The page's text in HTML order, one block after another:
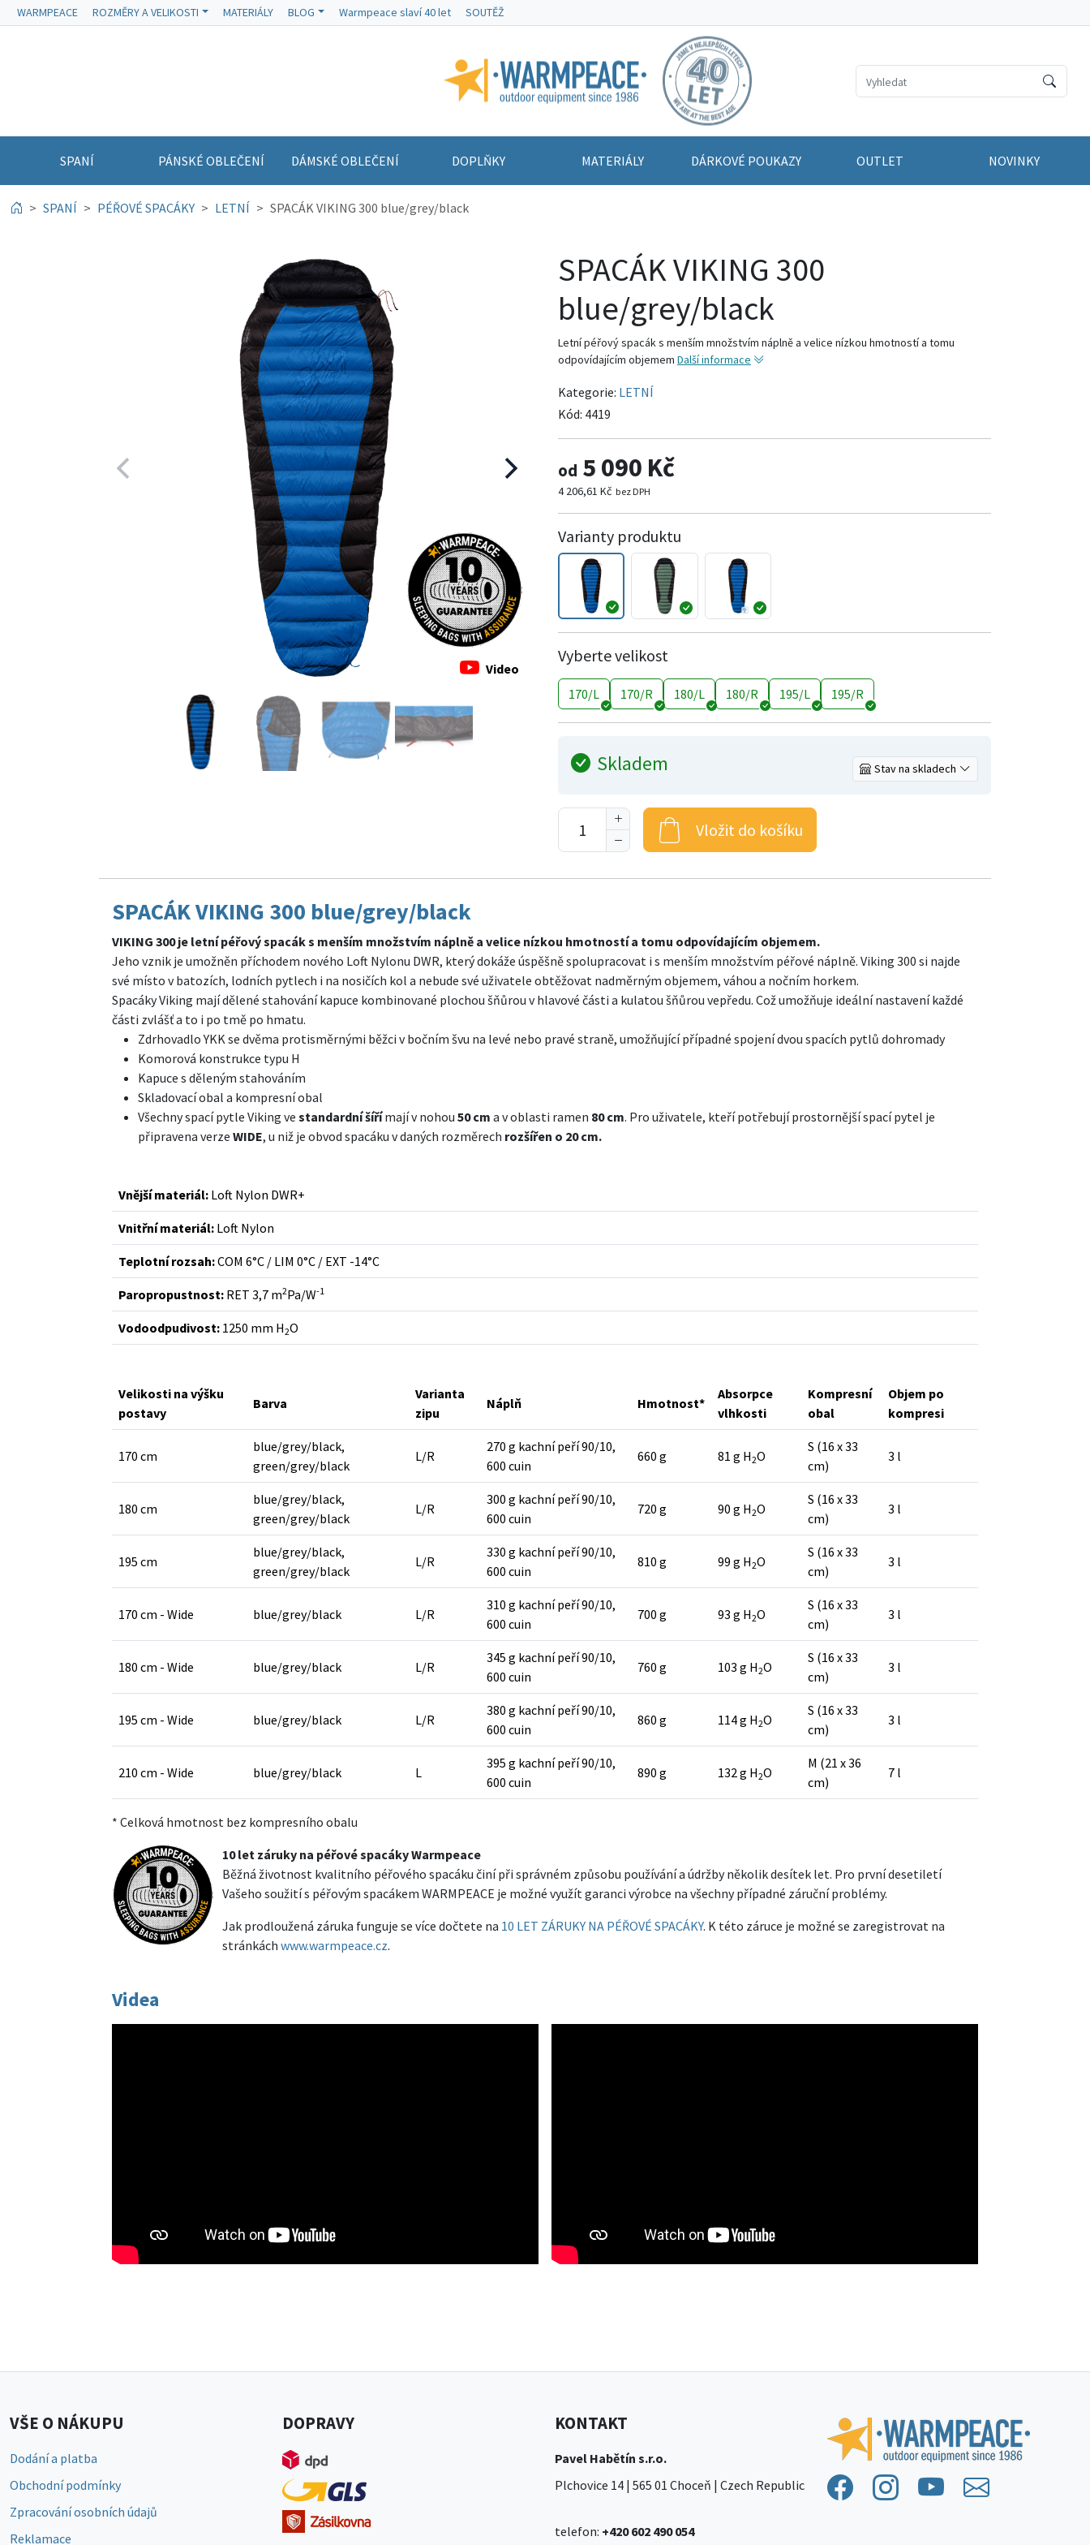
WARMPEACE ROZMĚRY A VELIKOSTI MATERIÁLY BLOG Warmpeace slaví 40 let SOUTĚŽ
Warmpeace
SPANÍ PÁNSKÉ OBLEČENÍ DÁMSKÉ OBLEČENÍ DOPLŇKY MATERIÁLY DÁRKOVÉ POUKAZY OUTLET NOVINKY
SPANÍ PÉŘOVÉ SPACÁKY LETNÍ SPACÁK VIKING 300 blue/grey/black
SPACÁK VIKING 300
blue/grey/black
Letní péřový spacák s menším množstvím náplně a velice nízkou hmotností a tomu
odpovídajícím objemem Další informace
Kategorie: LETNÍ
Kód: 4419
od 5 090 Kč
4 206,61 Kč bez DPH
Varianty produktu
Vyberte velikost
170/L 170/R 180/L 180/R 195/L 195/R
Skladem Stav na skladech
Vložit do košíku
Video
SPACÁK VIKING 300 blue/grey/black
VIKING 300 je letní péřový spacák s menším množstvím náplně a velice nízkou hmotností a tomu odpovídajícím objemem.
Jeho vznik je umožněn příchodem nového Loft Nylonu DWR, který dokáže úspěšně spolupracovat i s menším množstvím péřové náplně. Viking 300 si najde
své místo v batozích, lodních pytlech i na nosičích kol a nebude své uživatele obtěžovat nadměrným objemem, váhou a nočním horkem.
Spacáky Viking mají dělené stahování kapuce kombinované plochou šňůrou v hlavové části a kulatou šňůrou vepředu. Což umožňuje ideální nastavení každé
části zvlášť a to i po tmě po hmatu.
Zdrhovadlo YKK se dvěma protisměrnými běžci v bočním švu na levé nebo pravé straně, umožňující případné spojení dvou spacích pytlů dohromady
Komorová konstrukce typu H
Kapuce s děleným stahováním
Skladovací obal a kompresní obal
Všechny spací pytle Viking ve standardní šířímají v nohou 50 cm a v oblasti ramen 80 cm. Pro uživatele, kteří potřebují prostornější spací pytel je
připravena verze WIDE, u niž je obvod spacáku v daných rozměrech rozšířen o 20 cm.
Vnější materiál: Loft Nylon DWR+
Vnitřní materiál: Loft Nylon
Teplotní rozsah:COM 6°C / LIM 0°C / EXT -14°C
Paropropustnost: RET 3,7 m2Pa/W-1
Vodoodpudivost: 1250 mm H2O
Velikosti na výšku
postavy
Barva
Varianta
zipu
Náplň Hmotnost*
Absorpce
vlhkosti
Kompresní
obal
Objem po
kompresi
170 cm
blue/grey/black,
green/grey/black
L/R
270 g kachní peří 90/10,
600 cuin
660 g 81 g H2O
S (16 x 33
cm)
3 l
180 cm
blue/grey/black,
green/grey/black
L/R
300 g kachní peří 90/10,
600 cuin
720 g 90 g H2O
S (16 x 33
cm)
3 l
195 cm
blue/grey/black,
green/grey/black
L/R
330 g kachní peří 90/10,
600 cuin
810 g 99 g H2O
S (16 x 33
cm)
3 l
170 cm - Wide blue/grey/black L/R
310 g kachní peří 90/10,
600 cuin
700 g 93 g H2O
S (16 x 33
cm)
3 l
180 cm - Wide blue/grey/black L/R
345 g kachní peří 90/10,
600 cuin
760 g 103 g H2O
S (16 x 33
cm)
3 l
195 cm - Wide blue/grey/black L/R
380 g kachní peří 90/10,
600 cuin
860 g 114 g H2O
S (16 x 33
cm)
3 l
210 cm - Wide blue/grey/black L
395 g kachní peří 90/10,
600 cuin
890 g 132 g H2O
M (21 x 36
cm)
7 l
* Celková hmotnost bez kompresního obalu
10 let záruky na péřové spacáky Warmpeace
Běžná životnost kvalitního péřového spacáku činí při správném způsobu používání a údržby několik desítek let. Pro první desetiletí
Vašeho soužití s péřovým spacákem WARMPEACE je možné využít garanci výrobce na všechny případné záruční problémy.
Jak prodloužená záruka funguje se více dočtete na 10 LET ZÁRUKY NA PÉŘOVÉ SPACÁKY. K této záruce je možné se zaregistrovat na
stránkách www.warmpeace.cz.
Videa
VŠE O NÁKUPU
Dodání a platba
Obchodní podmínky
Zpracování osobních údajů
Reklamace
DOPRAVY KONTAKT
Pavel Habětín s.r.o.
Plchovice 14 | 565 01 Choceň | Czech Republic
telefon: +420 602 490 054